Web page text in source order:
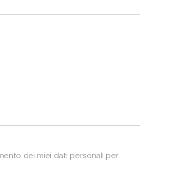
dei miei dati personali per